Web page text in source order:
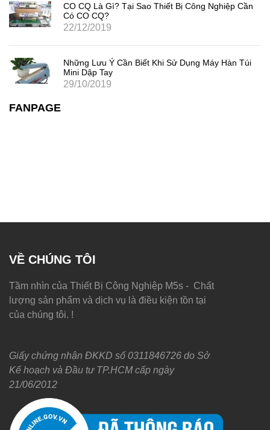
CO CQ Là Gì? Tại Sao Thiết Bị Công Nghiệp Cần
Có CO CQ?
22/12/2019
Những Lưu Ý Cần Biết Khi Sử Dụng Máy Hàn Túi
Mini Dập Tay
29/10/2019
FANPAGE
VỀ CHÚNG TÔI
Tầm nhìn của Thiết Bị Công Nghiệp M5s - Chất
lượng sản phẩm và dịch vụ là điều kiện tồn tại
của chúng tôi. !
Giấy chứng nhận ĐKKD số 0311846726 do Sở
Kế hoạch và Đầu tư TP.HCM cấp ngày
21/06/2012